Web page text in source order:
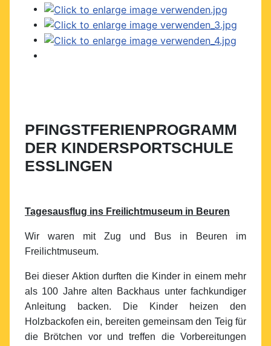
PFINGSTFERIENPROGRAMM
DER KINDERSPORTSCHULE
ESSLINGEN
Tagesausflug ins Freilichtmuseum in Beuren
Wir waren mit Zug und Bus in Beuren im
Freilichtmuseum.
Bei dieser Aktion durften die Kinder in einem mehr
als 100 Jahre alten Backhaus unter fachkundiger
Anleitung backen. Die Kinder heizen den
Holzbackofen ein, bereiten gemeinsam den Teig für
die Brötchen vor und treffen die Vorbereitungen